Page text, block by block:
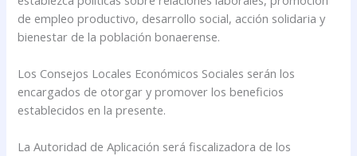
de empleo productivo, desarrollo social, acción solidaria y
bienestar de la población bonaerense.
Los Consejos Locales Económicos Sociales serán los
encargados de otorgar y promover los beneficios
establecidos en la presente.
La Autoridad de Aplicación será fiscalizadora de los